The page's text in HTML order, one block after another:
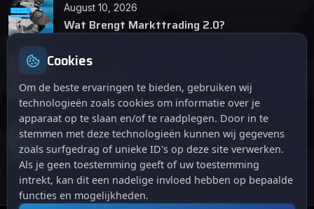
August 10, 2026
Wat Brengt Markttrading 2.0?
Tips en Tricks
April 12, 2026
De opkomst van Markttrading 2.0: Een
revolutie in online handelen.
Cookies
Om de beste ervaringen te bieden, gebruiken wij
technologieën zoals cookies om informatie over je
apparaat op te slaan en/of te raadplegen. Door in te
stemmen met deze technologieën kunnen wij gegevens
zoals surfgedrag of unieke ID's op deze site verwerken.
Als je geen toestemming geeft of uw toestemming
intrekt, kan dit een nadelige invloed hebben op bepaalde
functies en mogelijkheden.